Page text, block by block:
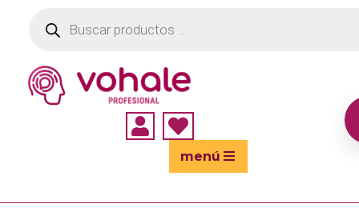
productos
 
menú